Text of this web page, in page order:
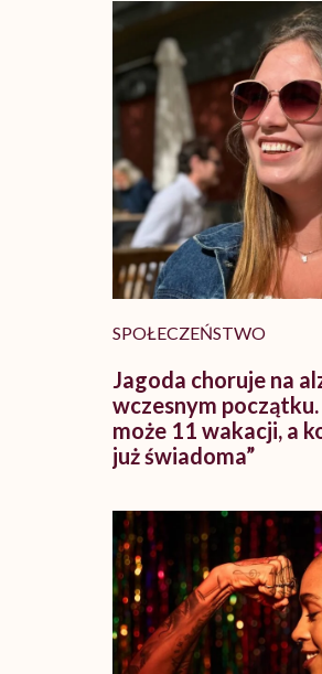
SPOŁECZEŃSTWO
Jagoda choruje na
wczesnym
może 11 wakacji, a
już świadoma”